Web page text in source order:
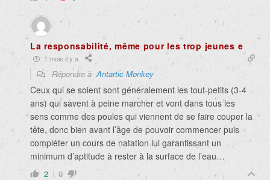
La responsabilité, même pour les trop jeunes e
1 mois il y a
Répondre àAntartic Monkey
Ceux qui se soient sont généralement les tout-petits (3-4
ans) qui savent à peine marcher et vont dans tous les
sens comme des poules qui viennent de se faire couper la
tête, donc bien avant l’âge de pouvoir commencer puis
compléter un cours de natation lui garantissant un
minimum d’aptitude à rester à la surface de l’eau…
2 0